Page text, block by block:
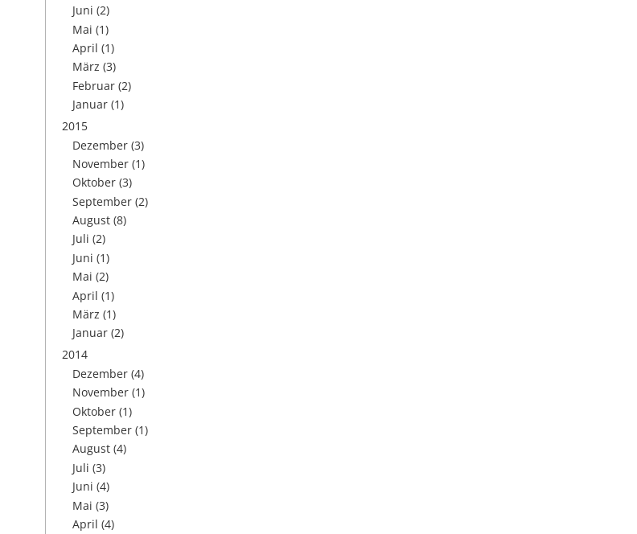
Juni (2)
Mai (1)
April (1)
März (3)
Februar (2)
Januar (1)
2015
Dezember (3)
November (1)
Oktober (3)
September (2)
August (8)
Juli (2)
Juni (1)
Mai (2)
April (1)
März (1)
Januar (2)
2014
Dezember (4)
November (1)
Oktober (1)
September (1)
August (4)
Juli (3)
Juni (4)
Mai (3)
April (4)